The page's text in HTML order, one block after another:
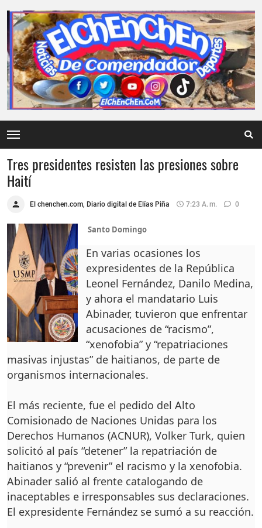
Tres presidentes resisten las presiones sobre
Haití
El chenchen.com, Diario digital de Elías Piña 7:23 A. M. 0
Santo Domingo
En varias ocasiones los
expresidentes de la República
Leonel Fernández, Danilo Medina,
y ahora el mandatario Luis
Abinader, tuvieron que enfrentar
acusaciones de “racismo”,
“xenofobia” y “repatriaciones
masivas injustas” de haitianos, de parte de
organismos internacionales.
El más reciente, fue el pedido del Alto
Comisionado de Naciones Unidas para los
Derechos Humanos (ACNUR), Volker Turk, quien
solicitó al país “detener” la repatriación de
haitianos y “prevenir” el racismo y la xenofobia.
Abinader salió al frente catalogando de
inaceptables e irresponsables sus declaraciones.
El expresidente Fernández se sumó a su reacción.